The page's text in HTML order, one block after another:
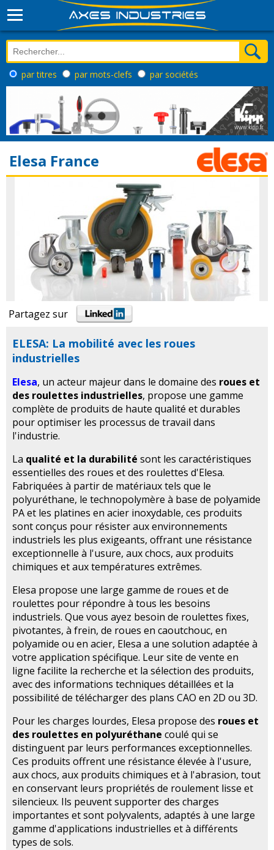
par titres par mots-clefs par sociétés
Elesa France
Partagez sur
ELESA: La mobilité avec les roues
industrielles
Elesa, un acteur majeur dans le domaine des roues et
des roulettes industrielles, propose une gamme
complète de produits de haute qualité et durables
pour optimiser les processus de travail dans
l'industrie.
La qualité et la durabilité sont les caractéristiques
essentielles des roues et des roulettes d'Elesa.
Fabriquées à partir de matériaux tels que le
polyuréthane, le technopolymère à base de polyamide
PA et les platines en acier inoxydable, ces produits
sont conçus pour résister aux environnements
industriels les plus exigeants, offrant une résistance
exceptionnelle à l'usure, aux chocs, aux produits
chimiques et aux températures extrêmes.
Elesa propose une large gamme de roues et de
roulettes pour répondre à tous les besoins
industriels. Que vous ayez besoin de roulettes fixes,
pivotantes, à frein, de roues en caoutchouc, en
polyamide ou en acier, Elesa a une solution adaptée à
votre application spécifique. Leur site de vente en
ligne facilite la recherche et la sélection des produits,
avec des informations techniques détaillées et la
possibilité de télécharger des plans CAO en 2D ou 3D.
Pour les charges lourdes, Elesa propose des roues et
des roulettes en polyuréthane coulé qui se
distinguent par leurs performances exceptionnelles.
Ces produits offrent une résistance élevée à l'usure,
aux chocs, aux produits chimiques et à l'abrasion, tout
en conservant leurs propriétés de roulement lisse et
silencieux. Ils peuvent supporter des charges
importantes et sont polyvalents, adaptés à une large
gamme d'applications industrielles et à différents
types de sols.